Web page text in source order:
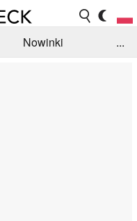
Nowinki
...